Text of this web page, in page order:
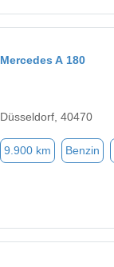
Mercedes A 180
Düsseldorf, 40470
9.900 km Benzin